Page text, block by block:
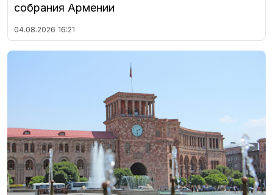
собрания Армении
04.08.2026 16:21